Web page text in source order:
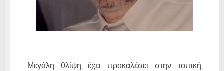
Μεγάλη θλίψη έχει προκαλέσει στην τοπική